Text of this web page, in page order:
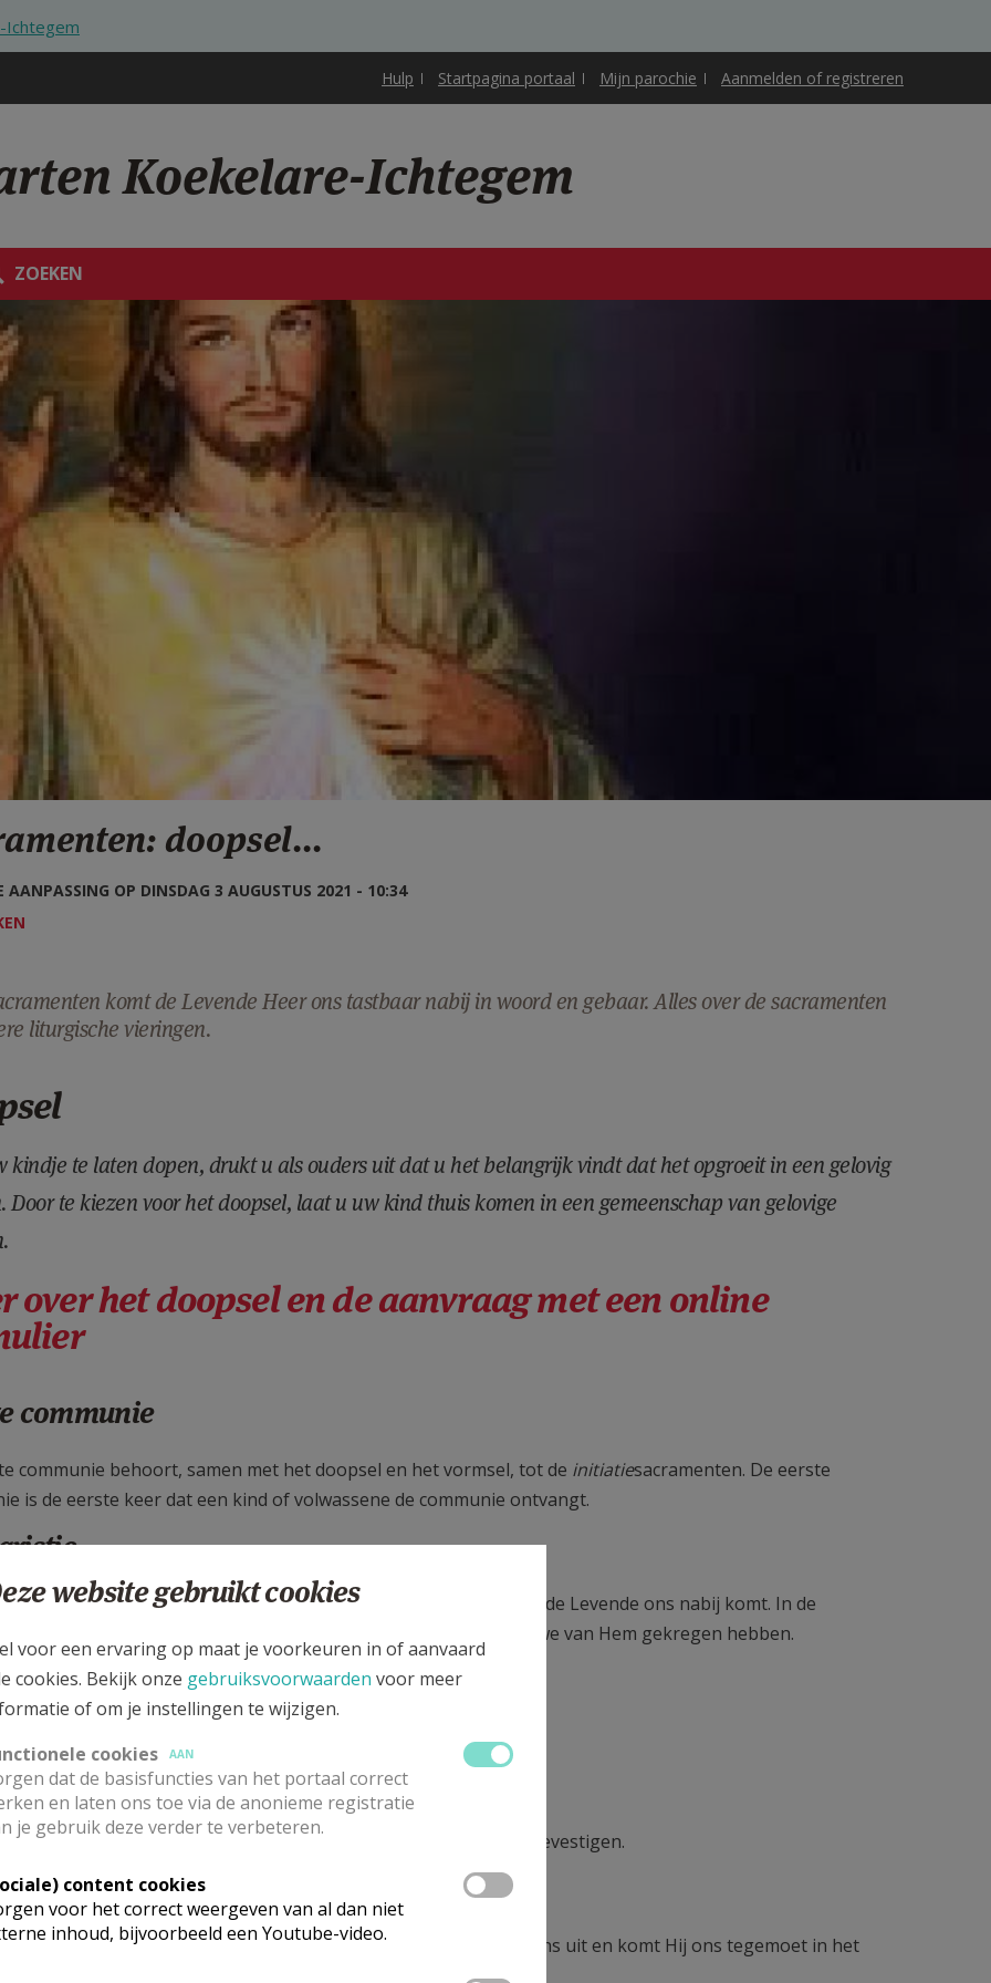
Ichtegem
Hulp Startpagina portaal Mijn parochie Aanmelden of registreren
Koekelare-Ichtegem
ZOEKEN
doopsel...
AANPASSING OP DINSDAG 3 AUGUSTUS 2021 - 10:34
komt de Levende Heer ons tastbaar nabij in woord en gebaar. Alles over de sacramenten
liturgische vieringen.
kindje te laten dopen, drukt u als ouders uit dat u het belangrijk vindt dat het opgroeit in een gelovig
Door te kiezen voor het doopsel, laat u uw kind thuis komen in een gemeenschap van gelovige
over het doopsel en de aanvraag met een online
communie
communie behoort, samen met het doopsel en het vormsel, tot de initiatiesacramenten. De eerste
is de eerste keer dat een kind of volwassene de communie ontvangt.
is voedsel voor christenen. Het is de plaats bij uitstek waar de Levende ons nabij komt. In de
drukken we ook onze dankbaarheid uit voor alles wat we van Hem gekregen hebben.
van het vormsel ontvang je de zalving met Gods Geest.
huwelijk is een bewuste keuze om jullie trouw voor God te bevestigen.
of sacrament van de verzoening
ons leven tekort schieten, steekt God Zijn helpende hand naar ons uit en komt Hij ons tegemoet in het
van de verzoening.
website gebruikt cookies
voor een ervaring op maat je voorkeuren in of aanvaard
cookies. Bekijk onze gebruiksvoorwaarden voor meer
of om je instellingen te wijzigen.
cookies
AAN
dat de basisfuncties van het portaal correct
en laten ons toe via de anonieme registratie
je gebruik deze verder te verbeteren.
content cookies
voor het correct weergeven van al dan niet
inhoud, bijvoorbeeld een Youtube-video.